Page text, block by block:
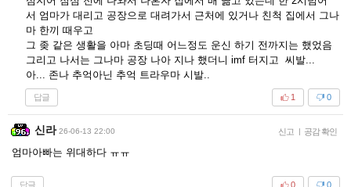
서 엄마가 대리고 공장으로 대려가서 근처에 있거나 친척 집에서 그나
마 한끼 때우고
그 좆 같은 생활을 아마 초딩때 어느정도 운신 하기 전까지는 했었음
그리고 나서는 그나마 공장 나아 지나 했더니 imf 터지고 씨발...
아... 존나 추억아닌 추억 트라우마 시발..
답글 0
1
신라 26-06-13 22:00 신고 | 공감 확인
엄마아빠는 위대하다 ㅠㅠ
답글 0
0